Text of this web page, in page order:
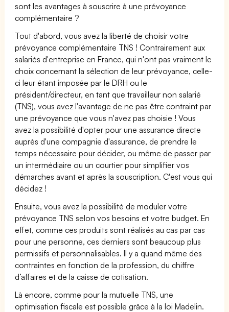
sont les avantages à souscrire à une prévoyance
complémentaire ?
Tout d'abord, vous avez la liberté de choisir votre
prévoyance complémentaire TNS ! Contrairement aux
salariés d'entreprise en France, qui n'ont pas vraiment le
choix concernant la sélection de leur prévoyance, celle-
ci leur étant imposée par le DRH ou le
président/directeur, en tant que travailleur non salarié
(TNS), vous avez l'avantage de ne pas être contraint par
une prévoyance que vous n'avez pas choisie ! Vous
avez la possibilité d'opter pour une assurance directe
auprès d'une compagnie d'assurance, de prendre le
temps nécessaire pour décider, ou même de passer par
un intermédiaire ou un courtier pour simplifier vos
démarches avant et après la souscription. C'est vous qui
décidez !
Ensuite, vous avez la possibilité de moduler votre
prévoyance TNS selon vos besoins et votre budget. En
effet, comme ces produits sont réalisés au cas par cas
pour une personne, ces derniers sont beaucoup plus
permissifs et personnalisables. Il y a quand même des
contraintes en fonction de la profession, du chiffre
d’affaires et de la caisse de cotisation.
Là encore, comme pour la mutuelle TNS, une
optimisation fiscale est possible grâce à la loi Madelin.